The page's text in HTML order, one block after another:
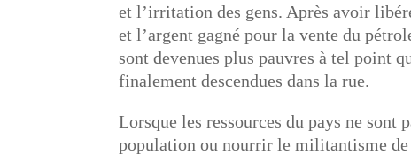
et l’irritation des gens. Après avoir
et l’argent gagné pour la vente du
sont devenues plus pauvres à tel point
finalement descendues dans la rue.
Lorsque les ressources du pays ne
population ou nourrir le militantisme de